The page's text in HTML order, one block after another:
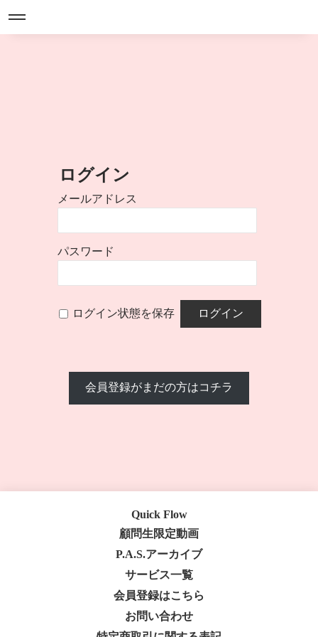
ログイン
メールアドレス
パスワード
ログイン状態を保存
会員登録がまだの方はコチラ
Quick Flow
顧問生限定動画
P.A.S.アーカイブ
サービス一覧
会員登録はこちら
お問い合わせ